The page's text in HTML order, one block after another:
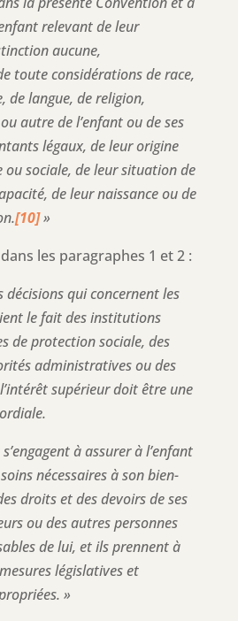
relevant de leur
aucune,
toute considérations de race,
de langue, de religion,
autre de l’enfant ou de ses
légaux, de leur origine
sociale, de leur situation de
de leur naissance ou de
[10]»
les paragraphes 1 et 2 :
décisions qui concernent les
le fait des institutions
de protection sociale, des
administratives ou des
supérieur doit être une
à assurer à l’enfant
nécessaires à son bien-
droits et des devoirs de ses
ou des autres personnes
de lui, et ils prennent à
législatives et
»